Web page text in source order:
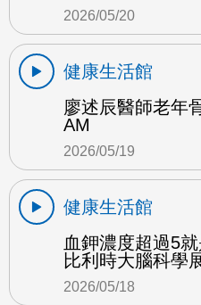
2026/05/20
健康生活館
廖述辰醫師老年
AM
2026/05/19
健康生活館
血鉀濃度超過5
比利時大腦科學
2026/05/18